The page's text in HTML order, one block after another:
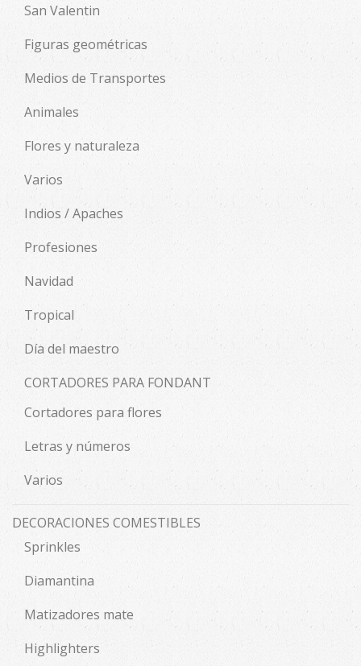
San Valentin
Figuras geométricas
Medios de Transportes
Animales
Flores y naturaleza
Varios
Indios / Apaches
Profesiones
Navidad
Tropical
Día del maestro
CORTADORES PARA FONDANT
Cortadores para flores
Letras y números
Varios
DECORACIONES COMESTIBLES
Sprinkles
Diamantina
Matizadores mate
Highlighters